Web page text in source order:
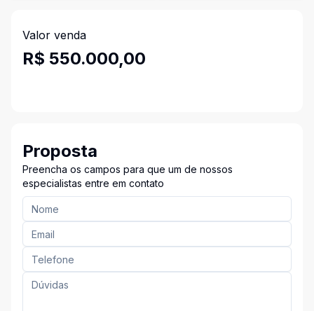
Valor venda
R$ 550.000,00
Proposta
Preencha os campos para que um de nossos
especialistas entre em contato